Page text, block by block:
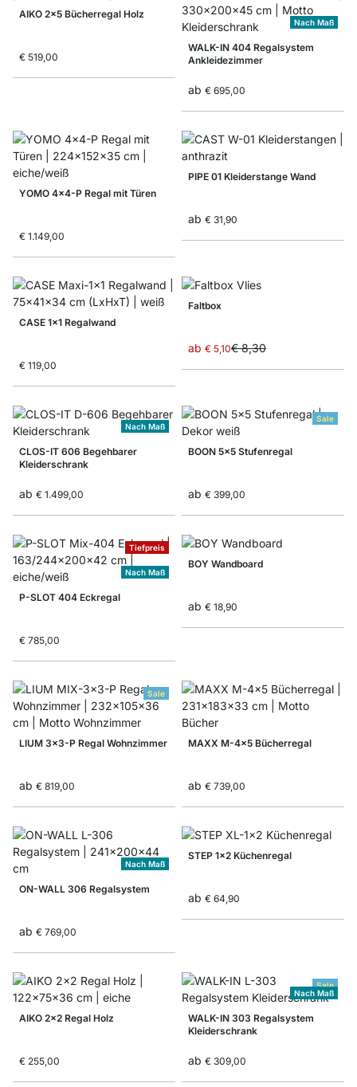
AIKO 2x5 Bücherregal Holz
€ 519,00
Nach Maß
WALK-IN 404 Regalsystem
Ankleidezimmer
ab € 695,00
YOMO 4x4-P Regal mit Türen
€ 1.149,00
PIPE 01 Kleiderstange Wand
ab € 31,90
CASE 1x1 Regalwand
€ 119,00
Faltbox
ab € 5,10€ 8,30
Nach Maß
CLOS-IT 606 Begehbarer
Kleiderschrank
ab € 1.499,00
Sale
BOON 5x5 Stufenregal
ab € 399,00
Tiefpreis
Nach Maß
P-SLOT 404 Eckregal
€ 785,00
BOY Wandboard
ab € 18,90
Sale
LIUM 3x3-P Regal Wohnzimmer
ab € 819,00
MAXX M-4x5 Bücherregal
ab € 739,00
Nach Maß
ON-WALL 306 Regalsystem
ab € 769,00
STEP 1x2 Küchenregal
ab € 64,90
AIKO 2x2 Regal Holz
€ 255,00
Sale
Nach Maß
WALK-IN 303 Regalsystem
Kleiderschrank
ab € 309,00